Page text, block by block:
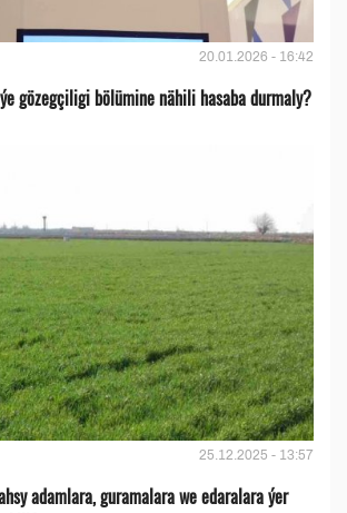
20.01.2026 - 16:42
gözegçiligi bölümine nähili hasaba durmaly?
25.12.2025 - 13:57
adamlara, guramalara we edaralara ýer